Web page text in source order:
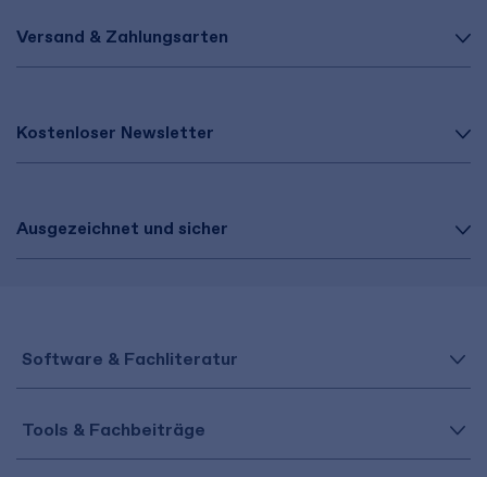
Versand & Zahlungsarten
Kostenloser Newsletter
Ausgezeichnet und sicher
Software & Fachliteratur
Tools & Fachbeiträge